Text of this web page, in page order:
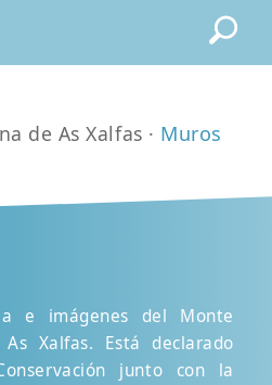
de As Xalfas · Muros
e imágenes del Monte
Xalfas. Está declarado
junto con la